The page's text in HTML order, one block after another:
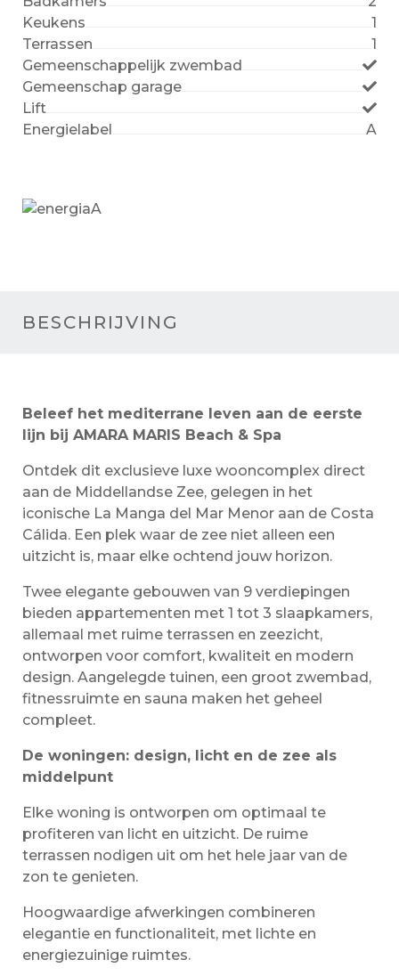
Keukens
1
Terrassen
1
Gemeenschappelijk zwembad
Gemeenschap garage
Lift
Energielabel
A
A
BESCHRIJVING
Beleef het mediterrane leven aan de eerste
lijn bij AMARA MARIS Beach & Spa
Ontdek dit exclusieve luxe wooncomplex direct
aan de Middellandse Zee, gelegen in het
iconische La Manga del Mar Menor aan de Costa
Cálida. Een plek waar de zee niet alleen een
uitzicht is, maar elke ochtend jouw horizon.
Twee elegante gebouwen van 9 verdiepingen
bieden appartementen met 1 tot 3 slaapkamers,
allemaal met ruime terrassen en zeezicht,
ontworpen voor comfort, kwaliteit en modern
design. Aangelegde tuinen, een groot zwembad,
fitnessruimte en sauna maken het geheel
compleet.
De woningen: design, licht en de zee als
middelpunt
Elke woning is ontworpen om optimaal te
profiteren van licht en uitzicht. De ruime
terrassen nodigen uit om het hele jaar van de
zon te genieten.
Hoogwaardige afwerkingen combineren
elegantie en functionaliteit, met lichte en
energiezuinige ruimtes.